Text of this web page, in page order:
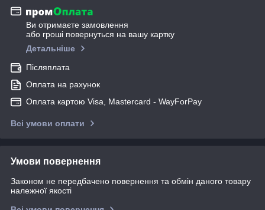
Ви отримаєте замовлення
або гроші повернуться на вашу картку
Детальніше
Післяплата
Оплата на рахунок
Оплата картою Visa, Mastercard - WayForPay
Всі умови оплати
Умови повернення
Законом не передбачено повернення та обмін даного товару
належної якості